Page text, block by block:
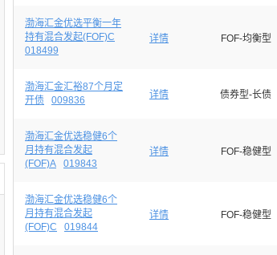
渤海汇金优选平衡一年
持有混合发起(FOF)C
018499
详情 FOF-均衡型
渤海汇金汇裕87个月定
开债
009836 详情 债券型-长债
渤海汇金优选稳健6个
月持有混合发起
(FOF)A
019843
详情 FOF-稳健型
渤海汇金优选稳健6个
月持有混合发起
(FOF)C
019844
详情 FOF-稳健型